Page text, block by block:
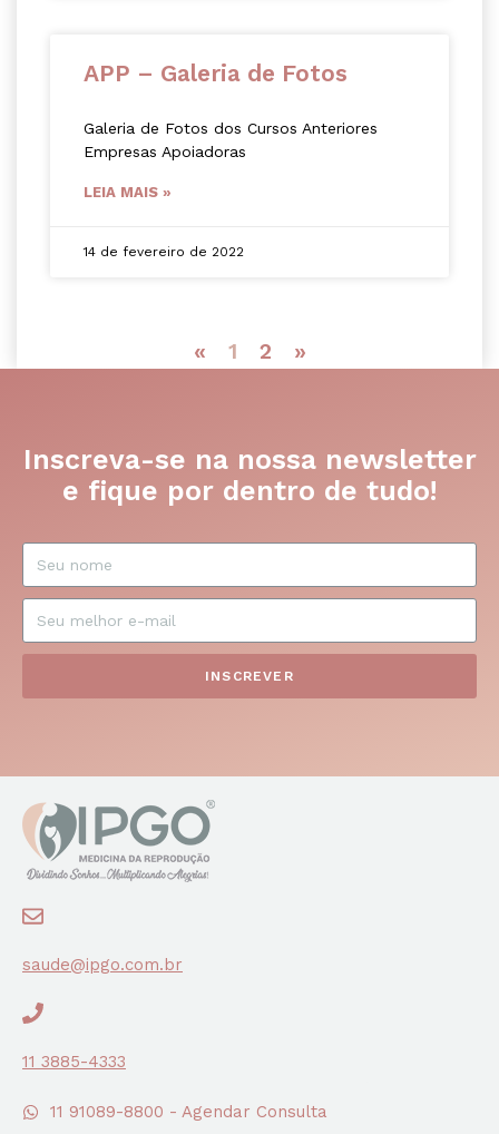
APP – Galeria de Fotos
Galeria de Fotos dos Cursos Anteriores
Empresas Apoiadoras
LEIA MAIS »
14 de fevereiro de 2022
« 1 2 »
Inscreva-se na nossa newsletter
e fique por dentro de tudo!
INSCREVER
saude@ipgo.com.br
11 3885-4333
11 91089-8800 - Agendar Consulta